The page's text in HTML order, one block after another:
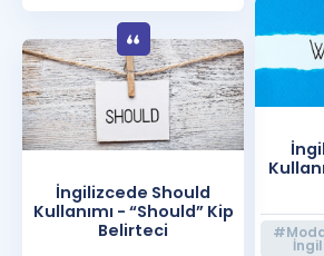
İngilizcede Should
Kullanımı - “Should” Kip
Belirteci